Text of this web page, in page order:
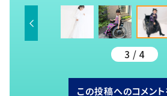
3 / 4
この投稿へのコメン